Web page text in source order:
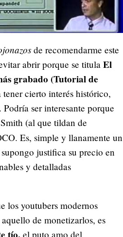
de recomendarme este
abrir porque se titula El
grabado (Tutorial de
tener cierto interés histórico,
ser interesante porque
(al que tildan de
Es, simple y llanamente un
justifica su precio en
y detalladas
los youtubers modernos
de monetizarlos, es
el puto amo del